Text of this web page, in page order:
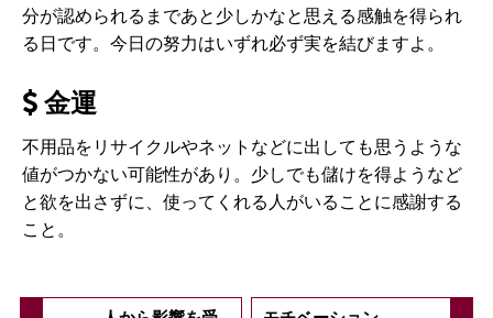
分が認められるまであと少しかなと思える感触を得られ
る日です。今日の努力はいずれ必ず実を結びますよ。
金運
不用品をリサイクルやネットなどに出しても思うような
値がつかない可能性があり。少しでも儲けを得ようなど
と欲を出さずに、使ってくれる人がいることに感謝する
こと。